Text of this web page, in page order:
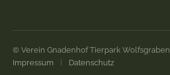
© Verein Gnadenhof Tierpark Wolfsgraben
Impressum
Datenschutz